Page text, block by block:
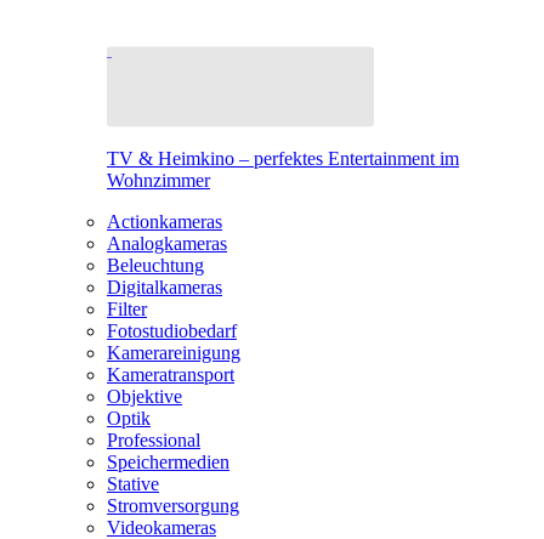
TV & Heimkino – perfektes Entertainment im
Wohnzimmer
Actionkameras
Analogkameras
Beleuchtung
Digitalkameras
Filter
Fotostudiobedarf
Kamerareinigung
Kameratransport
Objektive
Optik
Professional
Speichermedien
Stative
Stromversorgung
Videokameras